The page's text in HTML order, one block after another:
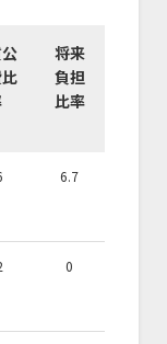
将来
負担
比率
6.7
0